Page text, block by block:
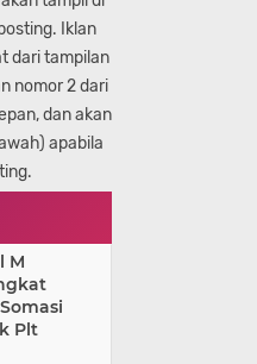
Iklan
dari tampilan
nomor 2 dari
dan akan
apabila
M
Plt